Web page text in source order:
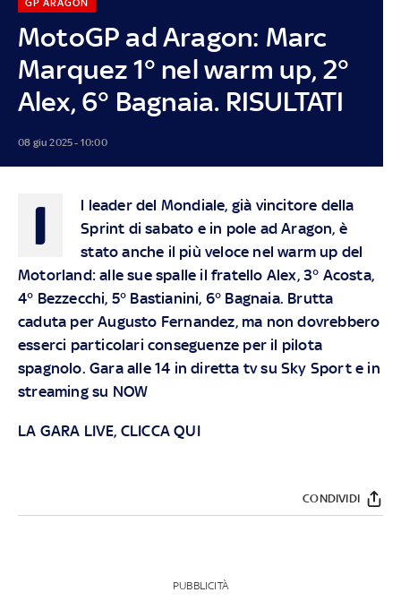
MotoGP ad Aragon: Marc
Marquez 1° nel warm up, 2°
Alex, 6° Bagnaia. RISULTATI
GP ARAGON
08 giu 2025 - 10:00
I
l leader del Mondiale, già vincitore della
Sprint di sabato e in pole ad Aragon, è
stato anche il più veloce nel warm up del
Motorland: alle sue spalle il fratello Alex, 3° Acosta,
4° Bezzecchi, 5° Bastianini, 6° Bagnaia. Brutta
caduta per Augusto Fernandez, ma non dovrebbero
esserci particolari conseguenze per il pilota
spagnolo. Gara alle 14 in diretta tv su Sky Sport e in
streaming su NOW
LA GARA LIVE, CLICCA QUI
CONDIVIDI
PUBBLICITÀ